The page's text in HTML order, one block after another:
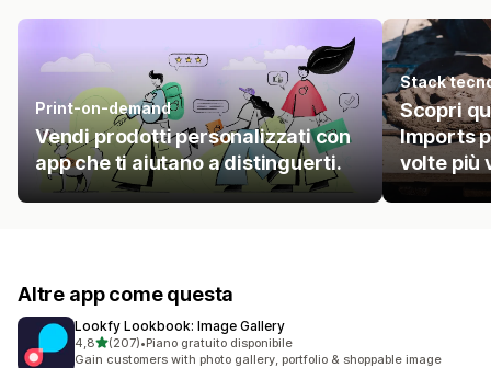
Print-on-demand
Vendi prodotti personalizzati con
app che ti aiutano a distinguerti.
Stack
Scopri
Imports
volte più
Altre app come questa
Lookfy Lookbook: Image Gallery
4,8stelle su 5
(207)
207 recensioni totali
•Piano gratuito disponibile
Gain customers with photo gallery, portfolio & shoppable image